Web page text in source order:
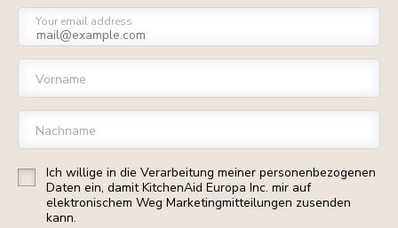
Your email address
Vorname
Nachname
Ich willige in die Verarbeitung meiner personenbezogenen
Daten ein, damit KitchenAid Europa Inc. mir auf
elektronischem Weg Marketingmitteilungen zusenden
kann.